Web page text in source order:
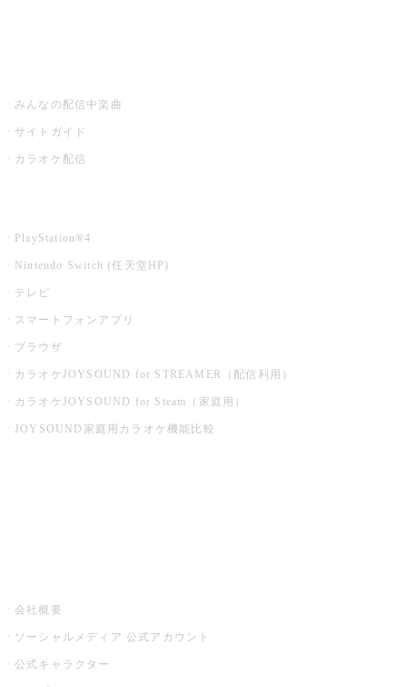
みんなの配信中楽曲
サイトガイド
カラオケ配信
PlayStation®4
Nintendo Switch (任天堂HP)
テレビ
スマートフォンアプリ
ブラウザ
カラオケJOYSOUND for STREAMER（配信利用）
カラオケJOYSOUND for Steam（家庭用）
JOYSOUND家庭用カラオケ機能比較
会社概要
ソーシャルメディア 公式アカウント
公式キャラクター